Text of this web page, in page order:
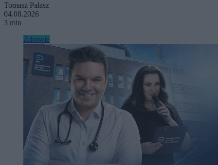
Tomasz Pałasz
04.08.2026
3 min
Zdrowie